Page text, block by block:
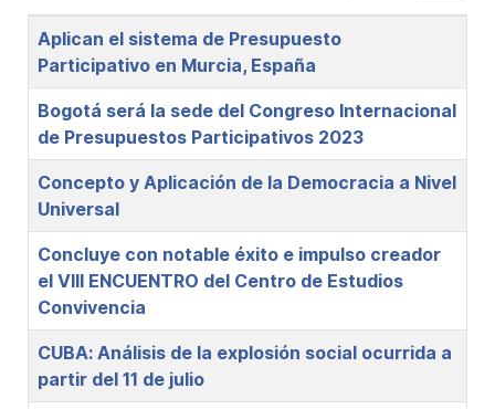
Title
Aplican el sistema de Presupuesto
Participativo en Murcia, España
Bogotá será la sede del Congreso Internacional
de Presupuestos Participativos 2023
Concepto y Aplicación de la Democracia a Nivel
Universal
Concluye con notable éxito e impulso creador
el VIII ENCUENTRO del Centro de Estudios
Convivencia
CUBA: Análisis de la explosión social ocurrida a
partir del 11 de julio